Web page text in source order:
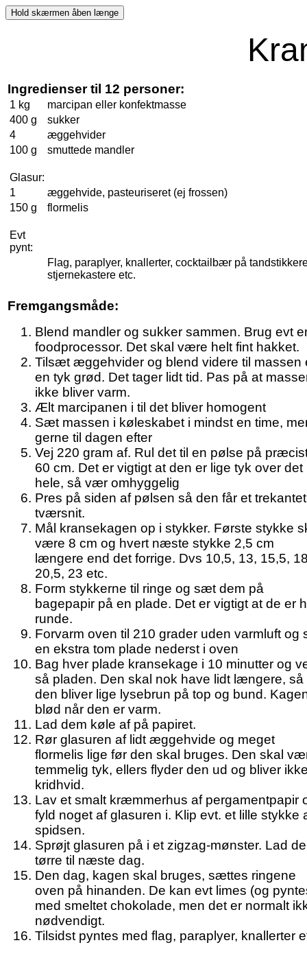
Ingredienser til 12 personer:
1 kg
marcipan eller konfektmasse
400 g
sukker
4
æggehvider
100 g
smuttede mandler
Glasur:
1
æggehvide, pasteuriseret (ej frossen)
150 g
flormelis
Evt
pynt:
Flag, paraplyer, knallerter, cocktailbær på
stjernekastere etc.
Fremgangsmåde:
Blend mandler og sukker sammen. Brug evt
foodprocessor. Det skal være helt fint hakket.
Tilsæt æggehvider og blend videre til massen
en tyk grød. Det tager lidt tid. Pas på at
ikke bliver varm.
Ælt marcipanen i til det bliver homogent
Sæt massen i køleskabet i mindst en time,
gerne til dagen efter
Vej 220 gram af. Rul det til en pølse på
60 cm. Det er vigtigt at den er lige tyk over det
hele, så vær omhyggelig
Pres på siden af pølsen så den får et trekantet
tværsnit.
Mål kransekagen op i stykker. Første stykke
være 8 cm og hvert næste stykke 2,5 cm
længere end det forrige. Dvs 10,5, 13, 15,5,
20,5, 23 etc.
Form stykkerne til ringe og sæt dem på
bagepapir på en plade. Det er vigtigt at de er
runde.
Forvarm oven til 210 grader uden varmluft og
en ekstra tom plade nederst i oven
Bag hver plade kransekage i 10 minutter og
så pladen. Den skal nok have lidt længere, så
den bliver lige lysebrun på top og bund.
blød når den er varm.
Lad dem køle af på papiret.
Rør glasuren af lidt æggehvide og meget
flormelis lige før den skal bruges. Den skal
temmelig tyk, ellers flyder den ud og bliver
kridhvid.
Lav et smalt kræmmerhus af pergamentpapir
fyld noget af glasuren i. Klip evt. et lille stykke
spidsen.
Sprøjt glasuren på i et zigzag-mønster. Lad
tørre til næste dag.
Den dag, kagen skal bruges, sættes ringene
oven på hinanden. De kan evt limes (og
med smeltet chokolade, men det er normalt
nødvendigt.
Tilsidst pyntes med flag, paraplyer, knallerter